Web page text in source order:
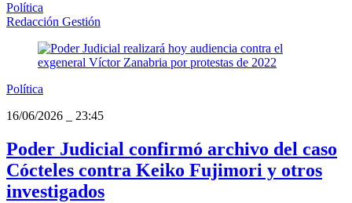
Política
Redacción Gestión
Política
16/06/2026
23:45
Poder Judicial confirmó archivo del caso
Cócteles contra Keiko Fujimori y otros
investigados